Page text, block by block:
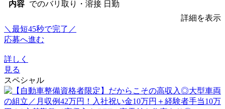
内容
でのバリ取り・溶接 日勤
詳細を表示
＼最短45秒で完了／
応募へ進む
詳しく
見る
スペシャル